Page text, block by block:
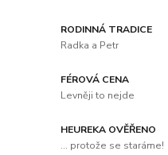
RODINNÁ TRADICE
Radka a Petr
FÉROVÁ CENA
Levněji to nejde
HEUREKA OVĚŘENO
... protože se staráme!